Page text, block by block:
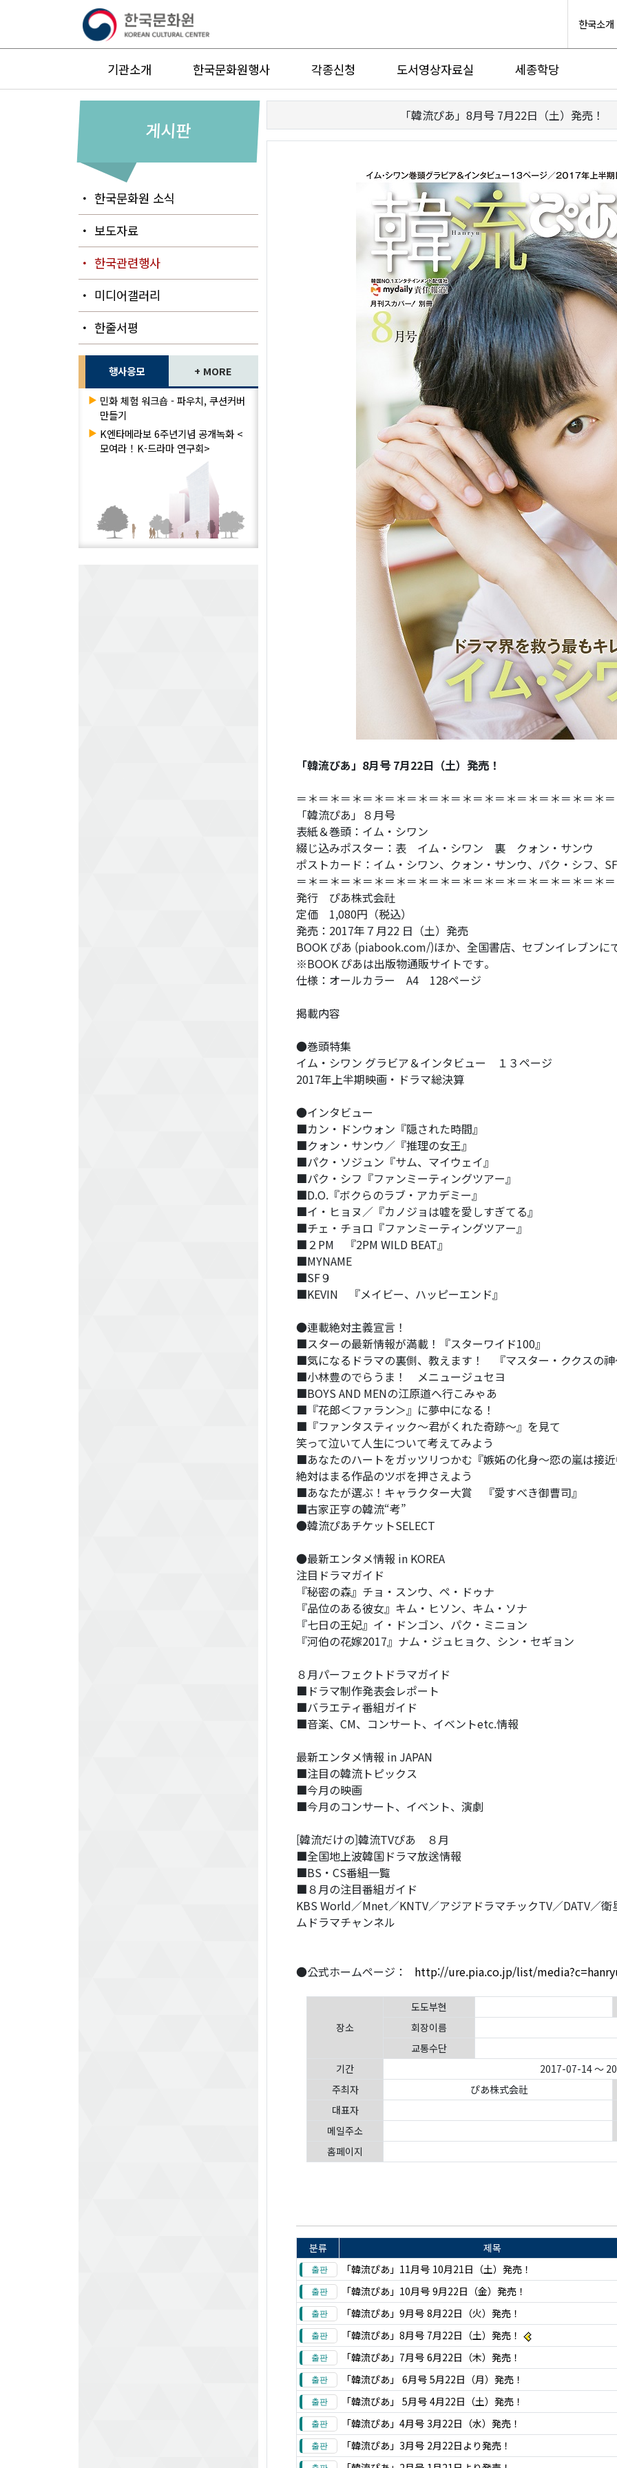
한국소개
기관소개 한국문화원행사 각종신청 도서영상자료실 세종학당
게시판
・ 한국문화원 소식
・ 보도자료
・ 한국관련행사
・ 미디어갤러리
・ 한줄서평
행사응모 + MORE
▶ 민화 체험 워크숍 - 파우치, 쿠션커버
만들기
▶ K엔타메라보 6주년기념 공개녹화 <
모여라！K-드라마 연구회>
「韓流ぴあ」8月号 7月22日（土）発売！
「韓流ぴあ」8月号 7月22日（土）発売！
＝＊＝＊＝＊＝＊＝＊＝＊＝＊＝＊＝＊＝＊＝＊＝＊＝＊＝＊
「韓流ぴあ」８月号
表紙＆巻頭：イム・シワン
綴じ込みポスター：表 イム・シワン 裏 クォン・サンウ
ポストカード：イム・シワン、クォン・サンウ、パク・シフ、
＝＊＝＊＝＊＝＊＝＊＝＊＝＊＝＊＝＊＝＊＝＊＝＊＝＊＝＊
発行 ぴあ株式会社
定価 1,080円（税込）
発売：2017年７月22 日（土）発売
BOOK ぴあ (piabook.com/)ほか、全国書店、セブンイレブンに
※BOOK ぴあは出版物通販サイトです。
仕様：オールカラー A4 128ページ
掲載内容
●巻頭特集
イム・シワン グラビア＆インタビュー １３ページ
2017年上半期映画・ドラマ総決算
●インタビュー
■カン・ドンウォン『隠された時間』
■クォン・サンウ／『推理の女王』
■パク・ソジュン『サム、マイウェイ』
■パク・シフ『ファンミーティングツアー』
■D.O.『ボクらのラブ・アカデミー』
■イ・ヒョヌ／『カノジョは嘘を愛しすぎてる』
■チェ・チョロ『ファンミーティングツアー』
■２PM 『2PM WILD BEAT』
■MYNAME
■SF９
■KEVIN 『メイビー、ハッピーエンド』
●連載絶対主義宣言！
■スターの最新情報が満載！『スターワイド100』
■気になるドラマの裏側、教えます！ 『マスター・ククスの神
■小林豊のでらうま！ メニュージュセヨ
■BOYS AND MENの江原道へ行こみゃあ
■『花郎＜ファラン＞』に夢中になる！
■『ファンタスティック～君がくれた奇跡～』を見て
笑って泣いて人生について考えてみよう
■あなたのハートをガッツリつかむ『嫉妬の化身～恋の嵐は接近
絶対はまる作品のツボを押さえよう
■あなたが選ぶ！キャラクター大賞 『愛すべき御曹司』
■古家正亨の韓流“考”
●韓流ぴあチケットSELECT
●最新エンタメ情報 in KOREA
注目ドラマガイド
『秘密の森』チョ・スンウ、ペ・ドゥナ
『品位のある彼女』キム・ヒソン、キム・ソナ
『七日の王妃』イ・ドンゴン、パク・ミニョン
『河伯の花嫁2017』ナム・ジュヒョク、シン・セギョン
８月パーフェクトドラマガイド
■ドラマ制作発表会レポート
■バラエティ番組ガイド
■音楽、CM、コンサート、イベントetc.情報
最新エンタメ情報 in JAPAN
■注目の韓流トピックス
■今月の映画
■今月のコンサート、イベント、演劇
[韓流だけの]韓流TVぴあ ８月
■全国地上波韓国ドラマ放送情報
■BS・CS番組一覧
■８月の注目番組ガイド
KBS World／Mnet／KNTV／アジアドラマチックTV／DATV／
ムドラマチャンネル
●公式ホームページ： http://ure.pia.co.jp/list/
장소
도도부현
회장이름
교통수단
기간
2017-07-14 ～
주최자
ぴあ株式会社
대표자
메일주소
홈페이지
분류 제목
「韓流ぴあ」11月号 10月21日（土）発売！
「韓流ぴあ」10月号 9月22日（金）発売！
「韓流ぴあ」9月号 8月22日（火）発売！
「韓流ぴあ」8月号 7月22日（土）発売！
「韓流ぴあ」7月号 6月22日（木）発売！
「韓流ぴあ」 6月号 5月22日（月）発売！
「韓流ぴあ」 5月号 4月22日（土）発売！
「韓流ぴあ」4月号 3月22日（水）発売！
「韓流ぴあ」3月号 2月22日より発売！